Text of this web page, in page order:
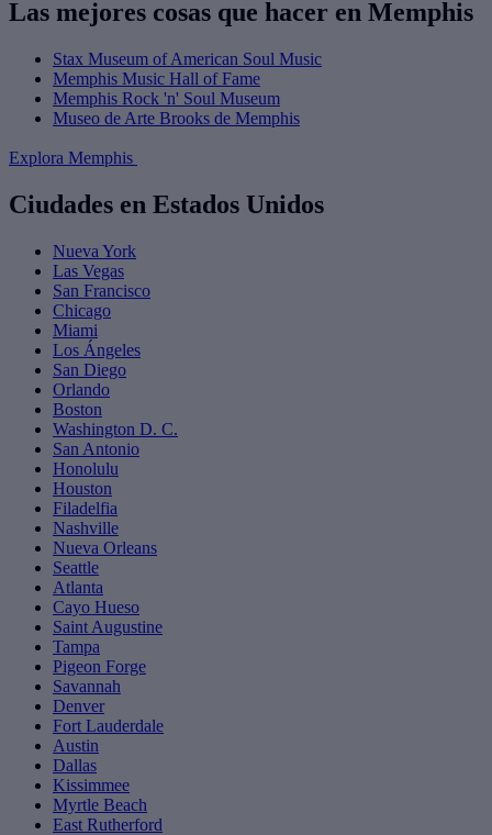
Las mejores cosas que hacer en Memphis
Stax Museum of American Soul Music
Memphis Music Hall of Fame
Memphis Rock 'n' Soul Museum
Museo de Arte Brooks de Memphis
Explora Memphis
Ciudades en Estados Unidos
Nueva York
Las Vegas
San Francisco
Chicago
Miami
Los Ángeles
San Diego
Orlando
Boston
Washington D. C.
San Antonio
Honolulu
Houston
Filadelfia
Nashville
Nueva Orleans
Seattle
Atlanta
Cayo Hueso
Saint Augustine
Tampa
Pigeon Forge
Savannah
Denver
Fort Lauderdale
Austin
Dallas
Kissimmee
Myrtle Beach
East Rutherford